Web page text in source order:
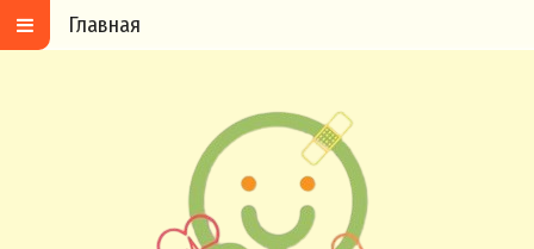
Главная